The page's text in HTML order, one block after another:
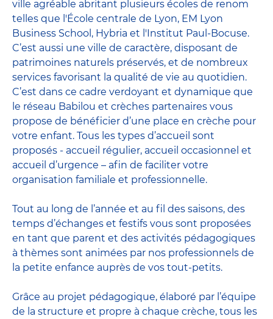
ville agréable abritant plusieurs écoles de renom
telles que l'École centrale de Lyon, EM Lyon
Business School, Hybria et l'Institut Paul-Bocuse.
C’est aussi une ville de caractère, disposant de
patrimoines naturels préservés, et de nombreux
services favorisant la qualité de vie au quotidien.
C’est dans ce cadre verdoyant et dynamique que
le réseau Babilou et crèches partenaires vous
propose de bénéficier d’une place en crèche pour
votre enfant. Tous les types d’accueil sont
proposés - accueil régulier, accueil occasionnel et
accueil d’urgence – afin de faciliter votre
organisation familiale et professionnelle.
Tout au long de l’année et au fil des saisons, des
temps d’échanges et festifs vous sont proposées
en tant que parent et des activités pédagogiques
à thèmes sont animées par nos professionnels de
la petite enfance auprès de vos tout-petits.
Grâce au projet pédagogique, élaboré par l’équipe
de la structure et propre à chaque crèche, tous les